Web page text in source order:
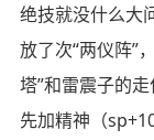
绝技就没什么大
放了次“两仪阵”
塔”和雷震子的
先加精神（